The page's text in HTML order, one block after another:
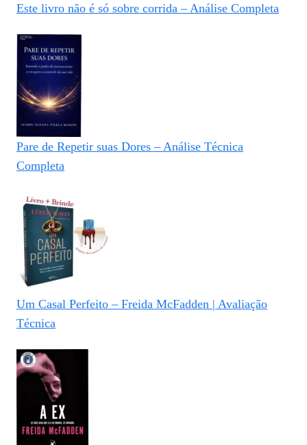
Este livro não é só sobre corrida – Análise Completa
Pare de Repetir suas Dores – Análise Técnica
Completa
Um Casal Perfeito – Freida McFadden | Avaliação
Técnica